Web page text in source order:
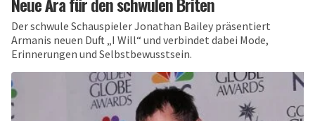
Der schwule Schauspieler Jonathan Bailey präsentiert
Armanis neuen Duft „I Will“ und verbindet dabei Mode,
Erinnerungen und Selbstbewusstsein.